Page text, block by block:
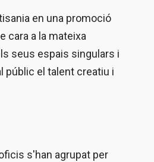
en una promoció
cara a la mateixa
seus espais singulars i
públic el talent creatiu i
s'han agrupat per